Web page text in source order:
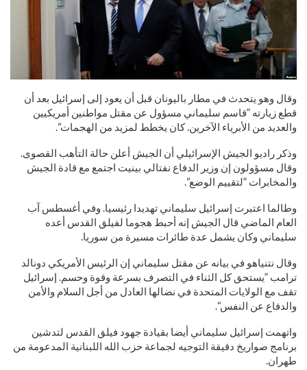
وقال وهو يتحدث في مطار باليونان قبل أن يعود إلى إسرائيل بعد أن
قطع زيارته ”قاسم سليماني مسؤول عن مقتل مواطنين أمريكيين
والعديد من الأبرياء الآخرين. كان يخطط لمزيد من الهجمات“.
وذكر راديو الجيش الإسرائيلي أن الجيش أعلن حالة التأهب القصوى.
وقال مسؤولون إن وزير الدفاع نفتالي بينيت اجتمع مع قادة الجيش
والمخابرات ”لتقييم الوضع“.
وطالما اعتبرت إسرائيل سليماني تهديدا رئيسيا. وفي أغسطس آب
العام الماضي قال الجيش إنه أحبط هجوما لفيلق القدس أعده
سليماني وكان يشمل عدة طائرات مسيرة من سوريا.
وقال نتنياهو في بيانه عن مقتل سليماني إن الرئيس الأمريكي دونالد
ترامب ”يستحق كل الثناء في التصرف بسرعة وقوة وحسم. إسرائيل
تقف مع الولايات المتحدة في نضالها العادل من أجل السلام والأمن
والدفاع عن النفس“.
واتهمت إسرائيل سليماني أيضا بقيادة جهود فيلق القدس لتدشين
برنامج صواريخ دقيقة التوجيه لجماعة حزب الله اللبنانية المدعومة من
طهران.